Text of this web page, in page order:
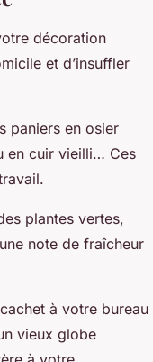
décoration
et d’insuffler
paniers en osier
en cuir vieilli… Ces
plantes vertes,
note de fraîcheur
à votre bureau
vieux globe